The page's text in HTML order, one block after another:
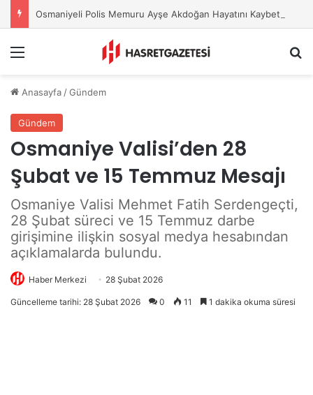
Osmaniyeli Polis Memuru Ayşe Akdoğan Hayatını Kaybetti
Anasayfa /Gündem
Gündem
Osmaniye Valisi’den 28
Şubat ve 15 Temmuz Mesajı
Osmaniye Valisi Mehmet Fatih Serdengeçti,
28 Şubat süreci ve 15 Temmuz darbe
girişimine ilişkin sosyal medya hesabından
açıklamalarda bulundu.
Haber Merkezi 28 Şubat 2026
Güncelleme tarihi: 28 Şubat 2026 0 11 1 dakika okuma süresi